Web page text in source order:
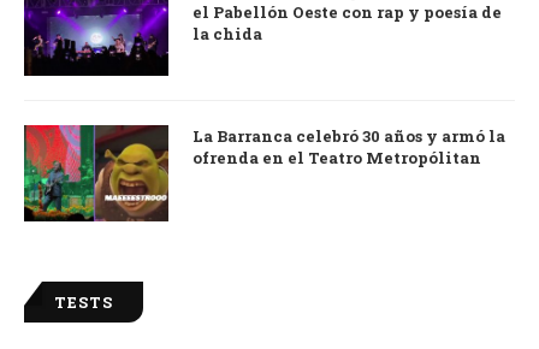
el Pabellón Oeste con rap y poesía de
la chida
La Barranca celebró 30 años y armó la
ofrenda en el Teatro Metropólitan
TESTS